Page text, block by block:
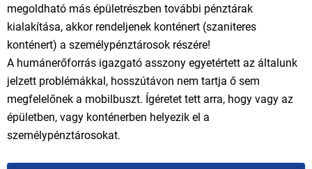
megoldható más épületrészben további pénztárak
kialakítása, akkor rendeljenek konténert (szaniteres
konténert) a személypénztárosok részére!
A humánerőforrás igazgató asszony egyetértett az általunk
jelzett problémákkal, hosszútávon nem tartja ő sem
megfelelőnek a mobilbuszt. Ígéretet tett arra, hogy vagy az
épületben, vagy konténerben helyezik el a
személypénztárosokat.